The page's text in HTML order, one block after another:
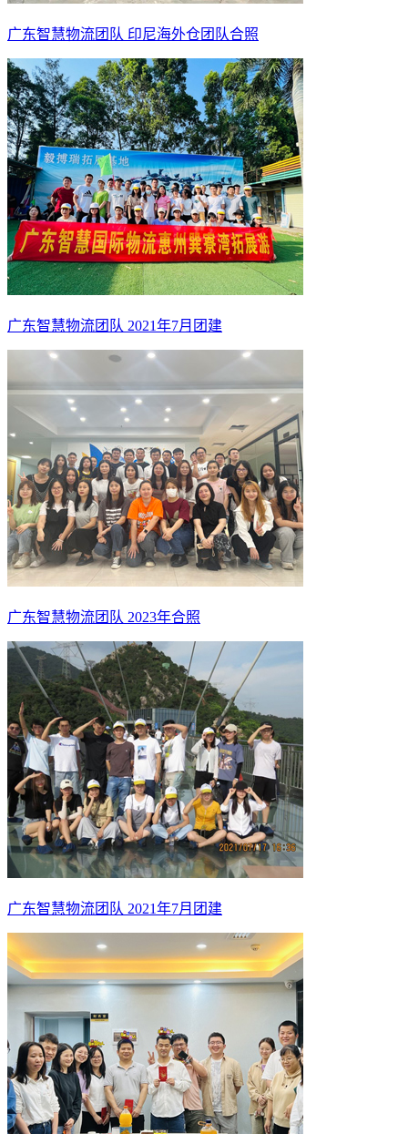
广东智慧物流团队 印尼海外仓团队合照
广东智慧物流团队 2021年7月团建
广东智慧物流团队 2023年合照
广东智慧物流团队 2021年7月团建